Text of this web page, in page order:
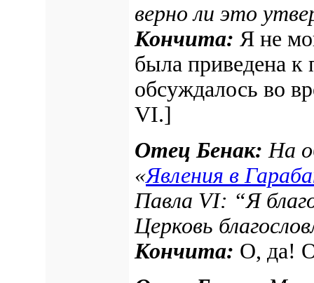
верно ли это
Кончита: Я не
была приведена к
обсуждалось во
VI.]
Отец Бенак: На
«Явления в
Павла VI: “Я
Церковь
Кончита: О, да!